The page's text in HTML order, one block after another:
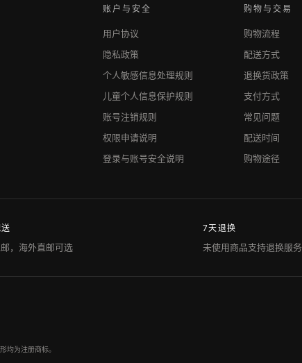
账户与安全
用户协议
隐私政策
个人敏感信息处理规则
儿童个人信息保护规则
账号注销规则
权限申请说明
登录与账号安全说明
购物与交易
购物流程
配送方式
退换货政策
支付方式
常见问题
配送时间
购物途径
，海外直邮可选
7天退换
未使用商品支持退换服务
均为注册商标。